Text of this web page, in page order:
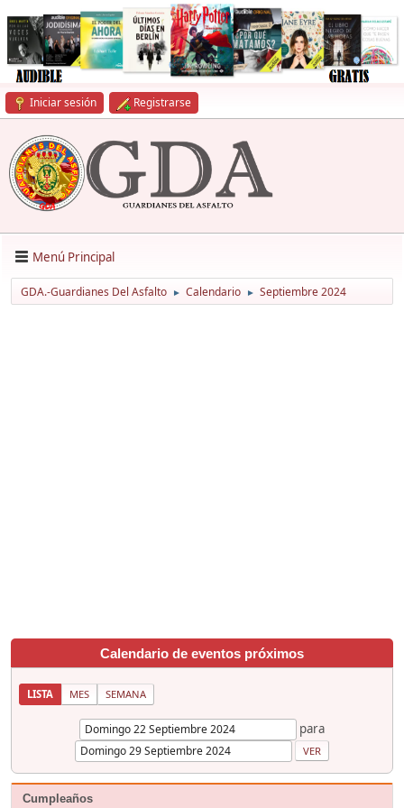
Iniciar sesión Registrarse
Menú Principal
GDA.-Guardianes Del Asfalto ► Calendario ► Septiembre 2024
Calendario de eventos próximos
LISTA MES SEMANA
para
Cumpleaños